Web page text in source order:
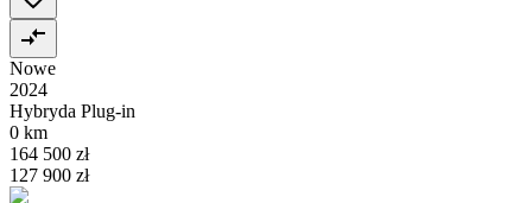
Nowe
2024
Hybryda Plug-in
0 km
164 500 zł
127 900 zł